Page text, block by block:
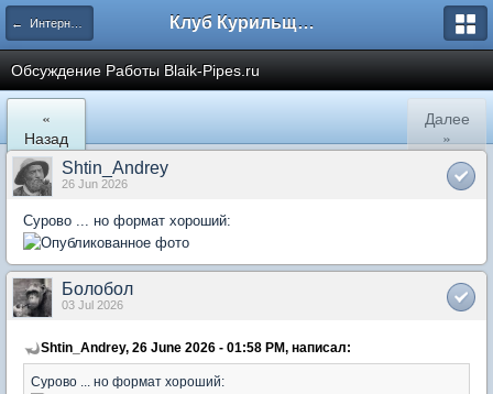
← Интернет Магазины Клуб Курильщиков Трубки
Обсуждение Работы Blaik-Pipes.ru
«
Назад
Далее
»
Shtin_Andrey
26 Jun 2026
Сурово ... но формат хороший:
Болобол
03 Jul 2026
Shtin_Andrey, 26 June 2026 - 01:58 PM, написал:
Сурово ... но формат хороший: